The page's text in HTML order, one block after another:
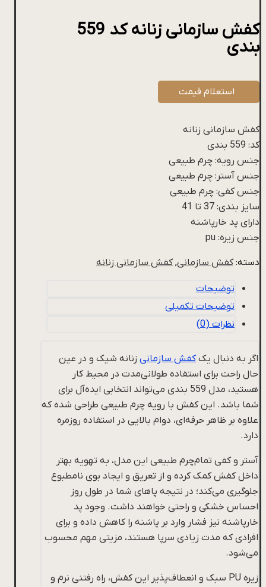
کفش سازمانی زنانه کد 559
بندی
استعلام قیمت
کفش سازمانی زنانه
کد: 559 بندی
جنس رویه: چرم طبیعی
جنس آستر: چرم طبیعی
جنس کفی: چرم طبیعی
سایز بندی: 37 تا 41
دارای پد خارپاشنه
جنس زیره: pu
دسته:کفش سازمانی,کفش سازمانی زنانه
توضیحات
توضیحات تکمیلی
نظرات (0)
اگر به دنبال یککفش سازمانی زنانه شیک و در عین
حال راحت برای استفاده طولانی‌مدت در محیط کار
هستید، مدل 559 بندی می‌تواند انتخابی ایده‌آل برای
شما باشد. این کفش با رویه چرم طبیعی طراحی شده که
علاوه بر ظاهر حرفه‌ای، دوام بالایی در استفاده روزمره
دارد.
آستر و کفی تمام‌چرم طبیعی این مدل، به تهویه بهتر
داخل کفش کمک کرده و از تعریق و ایجاد بوی نامطبوع
جلوگیری می‌کند؛ در نتیجه پاهای شما در طول روز
احساس خشکی و راحتی خواهند داشت. وجود پد
خارپاشنه نیز فشار وارد بر پاشنه را کاهش داده و برای
افرادی که مدت زیادی سرپا هستند، مزیتی مهم محسوب
می‌شود.
زیره PU سبک و انعطاف‌پذیر این کفش، راه رفتنی نرم و